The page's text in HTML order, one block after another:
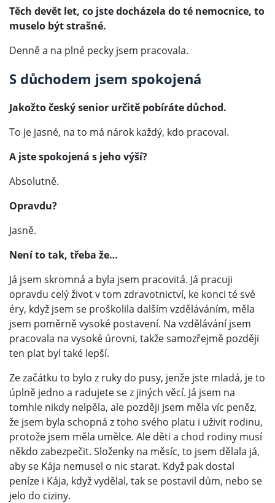
Těch devět let, co jste docházela do té nemocnice, to
muselo být strašné.
Denně a na plné pecky jsem pracovala.
S důchodem jsem spokojená
Jakožto český senior určitě pobíráte důchod.
To je jasné, na to má nárok každý, kdo pracoval.
A jste spokojená s jeho výší?
Absolutně.
Opravdu?
Jasně.
Není to tak, třeba že…
Já jsem skromná a byla jsem pracovitá. Já pracuji
opravdu celý život v tom zdravotnictví, ke konci té své
éry, když jsem se proškolila dalším vzděláváním, měla
jsem poměrně vysoké postavení. Na vzdělávání jsem
pracovala na vysoké úrovni, takže samozřejmě později
ten plat byl také lepší.
Ze začátku to bylo z ruky do pusy, jenže jste mladá, je to
úplně jedno a radujete se z jiných věcí. Já jsem na
tomhle nikdy nelpěla, ale později jsem měla víc peněz,
že jsem byla schopná z toho svého platu i uživit rodinu,
protože jsem měla umělce. Ale děti a chod rodiny musí
někdo zabezpečit. Složenky na měsíc, to jsem dělala já,
aby se Kája nemusel o nic starat. Když pak dostal
peníze i Kája, když vydělal, tak se postavil dům, nebo se
jelo do ciziny.